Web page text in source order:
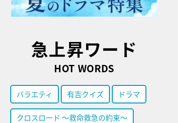
急上昇ワード
HOT WORDS
バラエティ 有吉クイズ ドラマ
クロスロード ～救命救急の約束～